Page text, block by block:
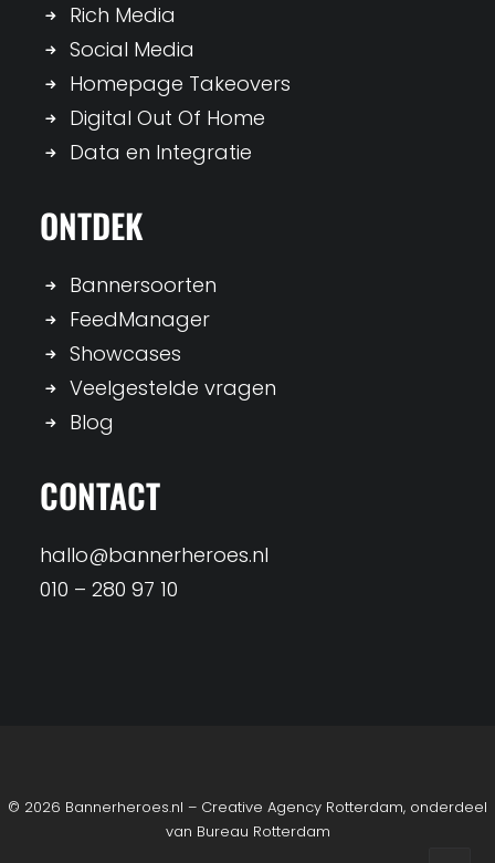
Rich Media
Social Media
Homepage Takeovers
Digital Out Of Home
Data en Integratie
ONTDEK
Bannersoorten
FeedManager
Showcases
Veelgestelde vragen
Blog
CONTACT
hallo@bannerheroes.nl
010 – 280 97 10
© 2026 Bannerheroes.nl – Creative Agency Rotterdam, onderdeel
van Bureau Rotterdam